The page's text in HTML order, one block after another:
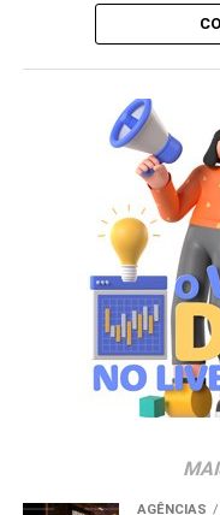
personagem surpresa
criação de
gerações. Com o
novo momento de
um elemento de
ainda mais divertida”,
diretora de marketing
A campanha possui
disponível por tempo
da rede até 31 de
os estoques nas
AGÊNCIAS